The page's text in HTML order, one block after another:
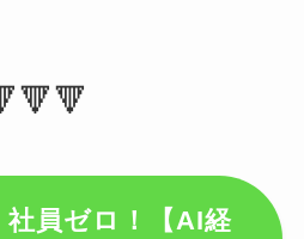
社員ゼロ！【AI経